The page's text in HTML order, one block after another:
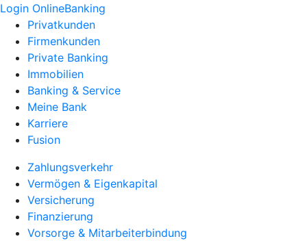
Login OnlineBanking
Privatkunden
Firmenkunden
Private Banking
Immobilien
Banking & Service
Meine Bank
Karriere
Fusion
Zahlungsverkehr
Vermögen & Eigenkapital
Versicherung
Finanzierung
Vorsorge & Mitarbeiterbindung